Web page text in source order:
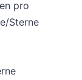
pro
Sterne